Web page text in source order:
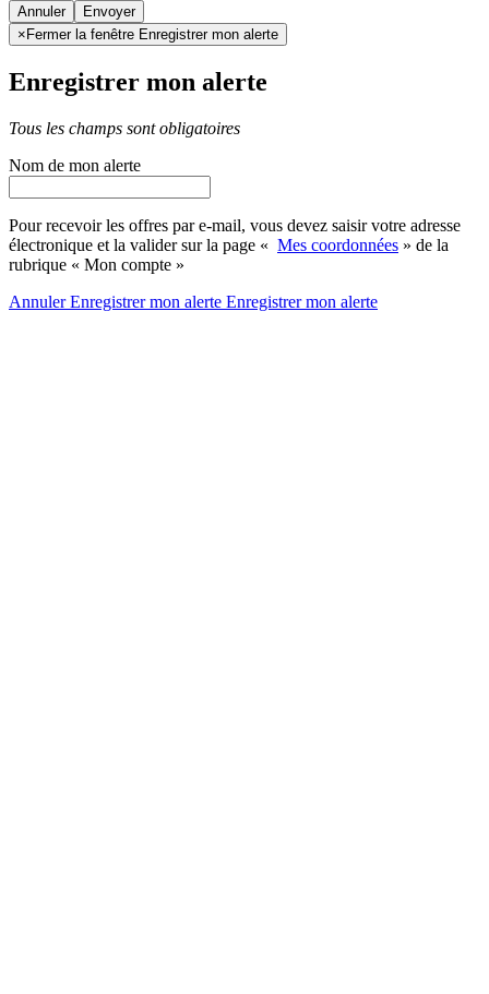
Annuler
× Fermer la fenêtre Enregistrer mon alerte
Enregistrer mon alerte
Tous les champs sont obligatoires
Nom de mon alerte
Pour recevoir les offres par e-mail, vous devez saisir votre adresse
électronique et la valider sur la page « Mes coordonnées » de la
rubrique « Mon compte »
AnnulerEnregistrer mon alerte Enregistrermon alerte